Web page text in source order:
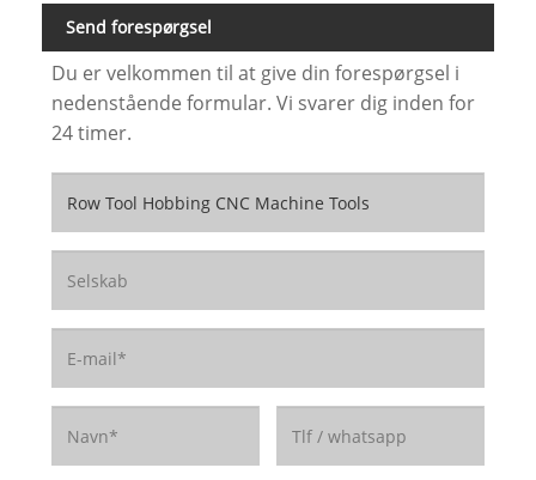
Send forespørgsel
Du er velkommen til at give din forespørgsel i
nedenstående formular. Vi svarer dig inden for
24 timer.